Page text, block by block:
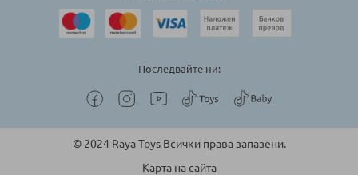
Последвайте ни:
© 2024 Raya Toys Всички права запазени.
Карта на сайта